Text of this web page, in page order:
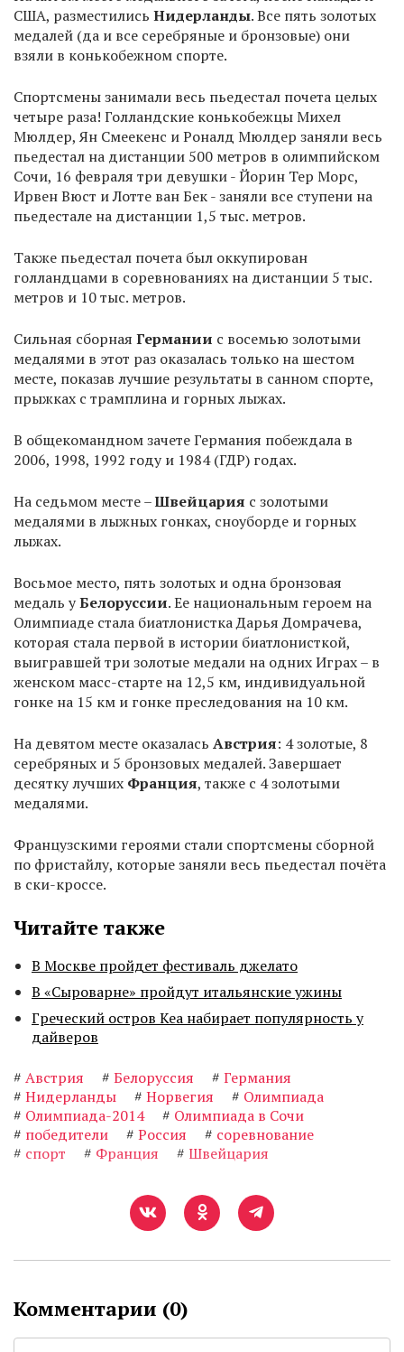
США, разместились Нидерланды. Все пять золотых
медалей (да и все серебряные и бронзовые) они
взяли в конькобежном спорте.
Спортсмены занимали весь пьедестал почета целых
четыре раза! Голландские конькобежцы Михел
Мюлдер, Ян Смеекенс и Роналд Мюлдер заняли весь
пьедестал на дистанции 500 метров в олимпийском
Сочи, 16 февраля три девушки - Йорин Тер Морс,
Ирвен Вюст и Лотте ван Бек - заняли все ступени на
пьедестале на дистанции 1,5 тыс. метров.
Также пьедестал почета был оккупирован
голландцами в соревнованиях на дистанции 5 тыс.
метров и 10 тыс. метров.
Сильная сборная Германии с восемью золотыми
медалями в этот раз оказалась только на шестом
месте, показав лучшие результаты в санном спорте,
прыжках с трамплина и горных лыжах.
В общекомандном зачете Германия побеждала в
2006, 1998, 1992 году и 1984 (ГДР) годах.
На седьмом месте –Швейцария с золотыми
медалями в лыжных гонках, сноуборде и горных
лыжах.
Восьмое место, пять золотых и одна бронзовая
медаль уБелоруссии. Ее национальным героем на
Олимпиаде стала биатлонистка Дарья Домрачева,
которая стала первой в истории биатлонисткой,
выигравшей три золотые медали на одних Играх – в
женском масс-старте на 12,5 км, индивидуальной
гонке на 15 км и гонке преследования на 10 км.
На девятом месте оказалась Австрия: 4 золотые, 8
серебряных и 5 бронзовых медалей. Завершает
десятку лучших Франция, также с 4 золотыми
медалями.
Французскими героями стали спортсмены сборной
по фристайлу, которые заняли весь пьедестал почёта
в ски-кроссе.
Читайте также
В Москве пройдет фестиваль джелато
В «Сыроварне» пройдут итальянские ужины
Греческий остров Кеа набирает популярность у
дайверов
# Австрия # Белоруссия # Германия
# Нидерланды # Норвегия # Олимпиада
# Олимпиада-2014 # Олимпиада в Сочи
# победители # Россия # соревнование
# спорт # Франция # Швейцария
Комментарии (0)